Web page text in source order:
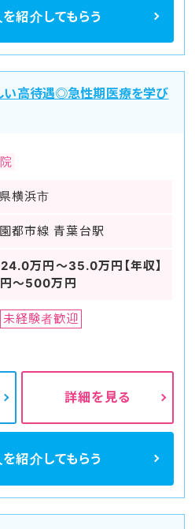
を紹介してもらう
い高待遇◎急性期医療を学び
横浜市
都市線 青葉台駅
24.0万円～35.0万円【年収】
～500万円
未経験者歓迎
詳細を見る
を紹介してもらう